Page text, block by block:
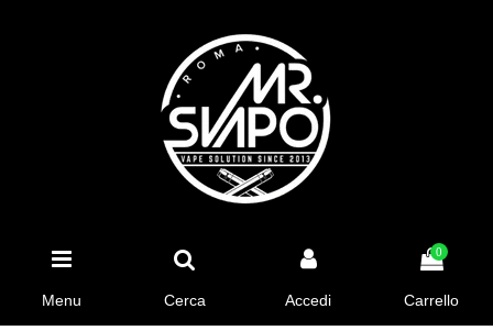
Menu Cerca Accedi
0
Carrello